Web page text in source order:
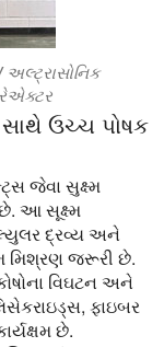
અલ્ટ્રાસોનિક
ઉચ્ચ પોષક
જેવા સુક્ષ્મ
છે. આ સૂક્ષ્મ
દ્રવ્ય અને
મિશ્રણ જરૂરી છે.
વિઘટન અને
ફાઇબર
છે.